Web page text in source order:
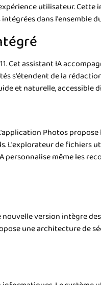
utilisateur.
dans l'ensemble
Cet assistant IA
de la
et naturelle, accessible
Photos
L'explorateur de fichiers
même les
version intègre
une architecture de